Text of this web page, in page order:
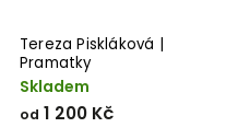
Tereza Piskláková |
Pramatky
Skladem
od 1 200 Kč